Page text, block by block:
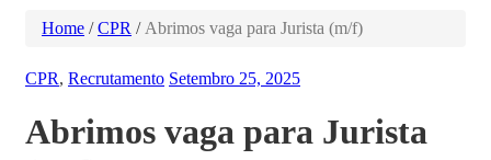
Home / CPR / Abrimos vaga para Jurista (m/f)
CPR, Recrutamento Setembro 25, 2025
Abrimos vaga para Jurista